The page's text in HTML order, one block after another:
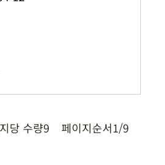
당 수량9 페이지순서1/9